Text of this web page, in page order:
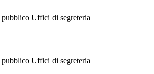
Uffici di segreteria
Uffici di segreteria